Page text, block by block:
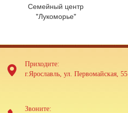
Семейный центр
"Лукоморье"
Приходите:
г.Ярославль, ул. Первомайская, 55
Звоните: